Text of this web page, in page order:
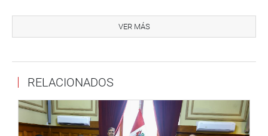
como el de Lancones podrán realizar obras necesarias
para mejorar las condiciones de vida de sus
El dictamen fue exonerado de segunda votación con el
respaldo de 88 votos a favor.
OFICINA DE COMUNICACIONES E IMAGEN
INSTITUCIONAL
VER MÁS
RELACIONADOS